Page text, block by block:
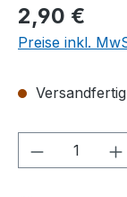
Regulärer Preis:
2,90 €
Preise inkl.
Produkt